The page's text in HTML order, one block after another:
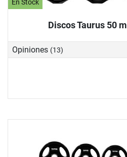
En Stock
Discos Taurus 50
Opiniones (13)